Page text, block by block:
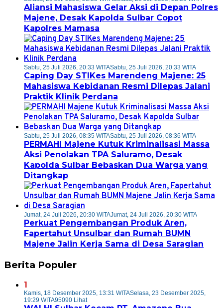
Aliansi Mahasiswa Gelar Aksi di Depan Polres
Majene, Desak Kapolda Sulbar Copot
Kapolres Mamasa
Sabtu, 25 Juli 2026, 20:33 WITASabtu, 25 Juli 2026, 20:33 WITA
Caping Day STIKes Marendeng Majene: 25
Mahasiswa Kebidanan Resmi Dilepas Jalani
Praktik Klinik Perdana
Sabtu, 25 Juli 2026, 08:35 WITASabtu, 25 Juli 2026, 08:36 WITA
PERMAHI Majene Kutuk Kriminalisasi Massa
Aksi Penolakan TPA Saluramo, Desak
Kapolda Sulbar Bebaskan Dua Warga yang
Ditangkap
Jumat, 24 Juli 2026, 20:30 WITAJumat, 24 Juli 2026, 20:30 WITA
Perkuat Pengembangan Produk Aren,
Fapertahut Unsulbar dan Rumah BUMN
Majene Jalin Kerja Sama di Desa Saragian
Berita Populer
1
Kamis, 18 Desember 2025, 13:31 WITASelasa, 23 Desember 2025,
19:29 WITA95090 Lihat